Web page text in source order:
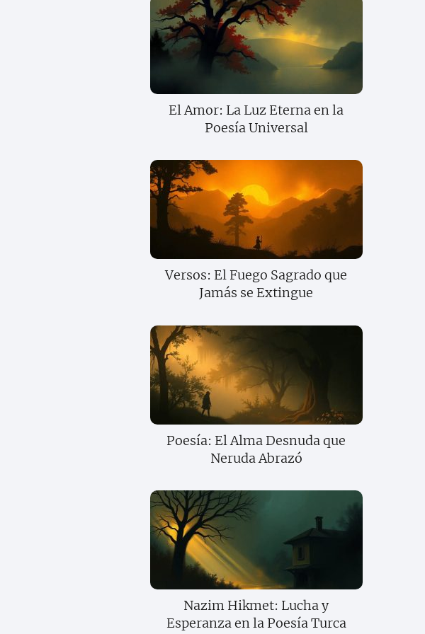
El Amor: La Luz Eterna en la
Poesía Universal
Versos: El Fuego Sagrado que
Jamás se Extingue
Poesía: El Alma Desnuda que
Neruda Abrazó
Nazim Hikmet: Lucha y
Esperanza en la Poesía Turca